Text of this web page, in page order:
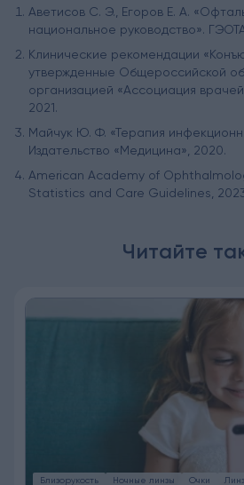
Аветисов С. Э., Егоров Е. А.
национальное руководство».
Клинические рекомендации
утвержденные Общероссийской
организацией «Ассоциация
2021.
Майчук Ю. Ф. «Терапия
Издательство «Медицина», 2020.
American Academy of
Statistics and Care Guidelines,
Читайте
Близорукость Ночные линзы Очки